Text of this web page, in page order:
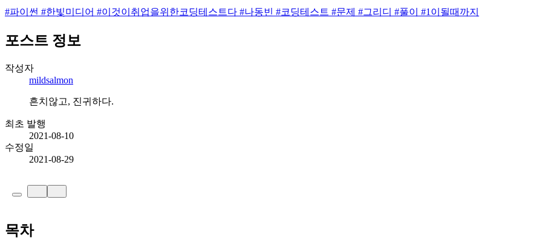
#파이썬 #한빛미디어 #이것이취업을위한코딩테스트다 #나동빈 #코딩테스트 #문제 #그리디 #풀이 #1이될때까지
포스트 정보
작성자
mildsalmon
흔치않고, 진귀하다.
최초 발행
2021-08-10
수정일
2021-08-29
목차